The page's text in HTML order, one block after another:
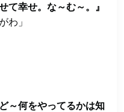
て幸せ。な～む～。』
わ」
～何をやってるかは知